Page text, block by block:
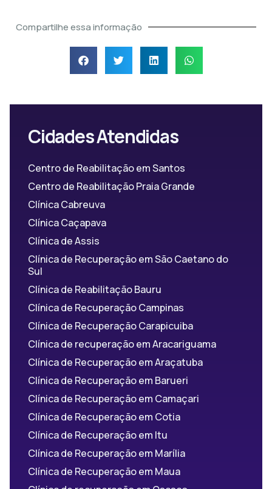
Compartilhe essa informação
Cidades Atendidas
Centro de Reabilitação em Santos
Centro de Reabilitação Praia Grande
Clínica Cabreuva
Clínica Caçapava
Clínica de Assis
Clínica de Recuperação em São Caetano do
Sul
Clínica de Reabilitação Bauru
Clínica de Recuperação Campinas
Clínica de Recuperação Carapicuiba
Clínica de recuperação em Aracariguama
Clínica de Recuperação em Araçatuba
Clínica de Recuperação em Barueri
Clínica de Recuperação em Camaçari
Clínica de Recuperação em Cotia
Clínica de Recuperação em Itu
Clínica de Recuperação em Marília
Clínica de Recuperação em Maua